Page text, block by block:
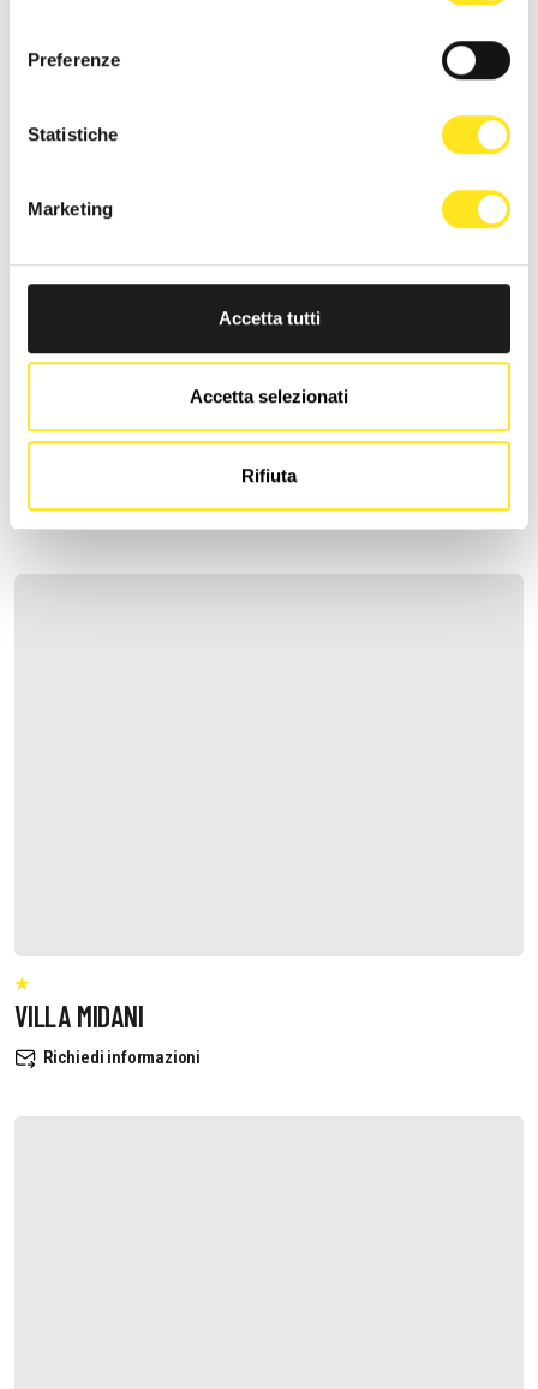
Preferenze
Statistiche
Marketing
Accetta tutti
Accetta selezionati
Rifiuta
Richiedi informazioni
VILLA MIDANI
Richiedi informazioni